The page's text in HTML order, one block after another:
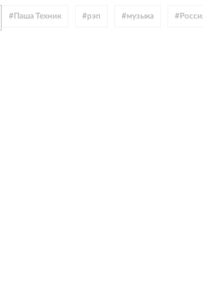
# Паша Техник #рэп #музыка #